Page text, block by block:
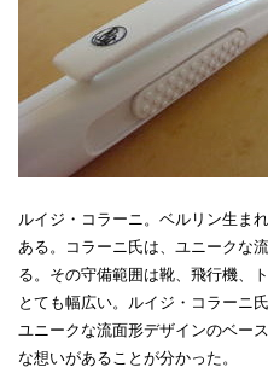
ルイジ・コラーニ。ベルリン生ま
ある。コラーニ氏は、ユニークな
る。その守備範囲は靴、飛行機、
とても幅広い。ルイジ・コラーニ
ユニークな流面形デザインのベー
な想いがあることが分かった。